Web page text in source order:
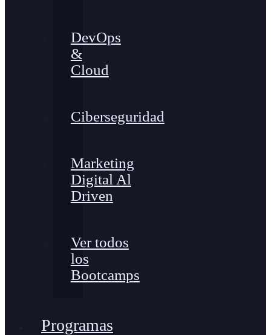
DevOps
&
Cloud
Ciberseguridad
Marketing
Digital Al
Driven
Ver todos
los
Bootcamps
Programas